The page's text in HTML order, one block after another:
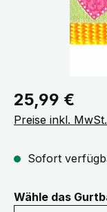
Regulärer Preis:
25,99 €
Preise inkl.
Sofort
Wähle das